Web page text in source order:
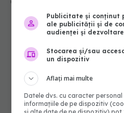
Publicitate și conținut
ale publicității și de
audienței și
Stocarea și/sau
un dispozitiv
Aflați mai multe
Datele dvs. cu caracter
informațiile de pe dispozitiv